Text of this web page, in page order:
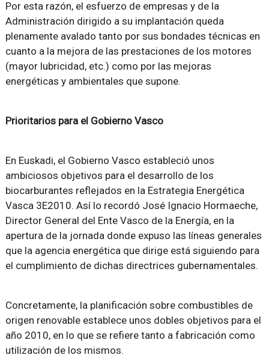
Por esta razón, el esfuerzo de empresas y de la
Administración dirigido a su implantación queda
plenamente avalado tanto por sus bondades técnicas en
cuanto a la mejora de las prestaciones de los motores
(mayor lubricidad, etc.) como por las mejoras
energéticas y ambientales que supone.
Prioritarios para el Gobierno Vasco
En Euskadi, el Gobierno Vasco estableció unos
ambiciosos objetivos para el desarrollo de los
biocarburantes reflejados en la Estrategia Energética
Vasca 3E2010. Así lo recordó José Ignacio Hormaeche,
Director General del Ente Vasco de la Energía, en la
apertura de la jornada donde expuso las líneas generales
que la agencia energética que dirige está siguiendo para
el cumplimiento de dichas directrices gubernamentales.
Concretamente, la planificación sobre combustibles de
origen renovable establece unos dobles objetivos para el
año 2010, en lo que se refiere tanto a fabricación como
utilización de los mismos.